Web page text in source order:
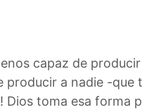
capaz de
producir a nadie -que
toma esa forma